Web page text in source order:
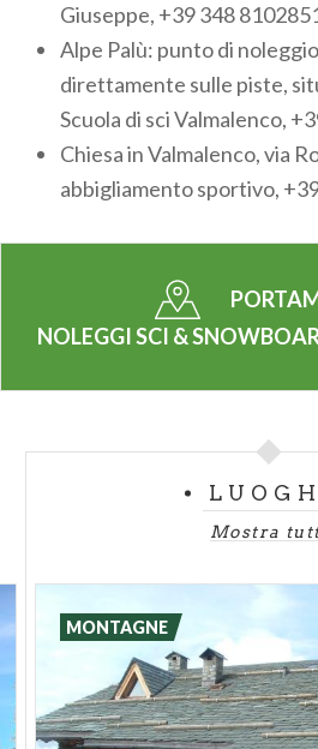
Giuseppe, +39 348
Alpe Palù: punto di
direttamente sulle piste,
Scuola di sci Valmalenco,
Chiesa in Valmalenco, via
abbigliamento sportivo,
NOLEGGI SCI &
Mostra
MONTAGNE